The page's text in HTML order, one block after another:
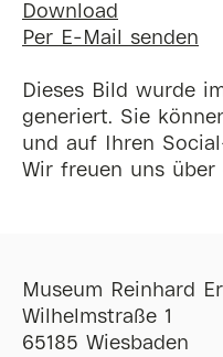
Download
Per E-Mail senden
Dieses Bild wurde
generiert. Sie
und auf Ihren
Wir freuen uns über
Museum Reinhard
Wilhelmstraße 1
65185 Wiesbaden